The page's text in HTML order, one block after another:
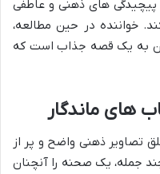
پیچیدگی های ذهنی و عاطفی
خواننده در حین مطالعه،
به یک قصه جذاب است که
های ماندگار
تصاویر ذهنی واضح و پر از
جمله، یک صحنه را آنچنان